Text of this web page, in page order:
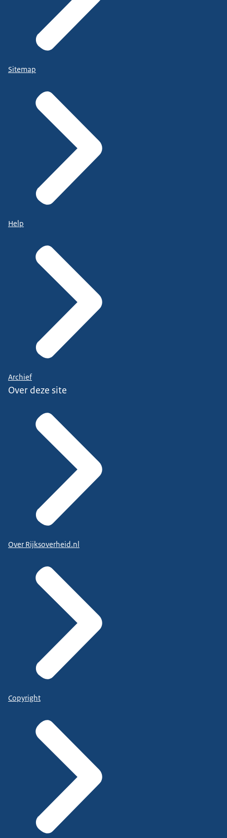
Sitemap
Help
Archief
Over deze site
Over Rijksoverheid.nl
Copyright